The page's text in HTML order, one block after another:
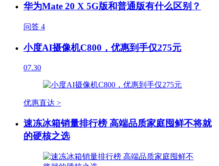
华为Mate 20 X 5G版和普通版有什么区别？
问答 4
小度AI摄像机C800，优惠到手仅275元
07.30
优惠直达 >
速冻冰箱销量排行榜 高端品质家庭囤鲜不将就
的硬核之选